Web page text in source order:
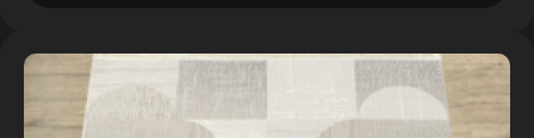
3 × 4 м
наличие
в корзине